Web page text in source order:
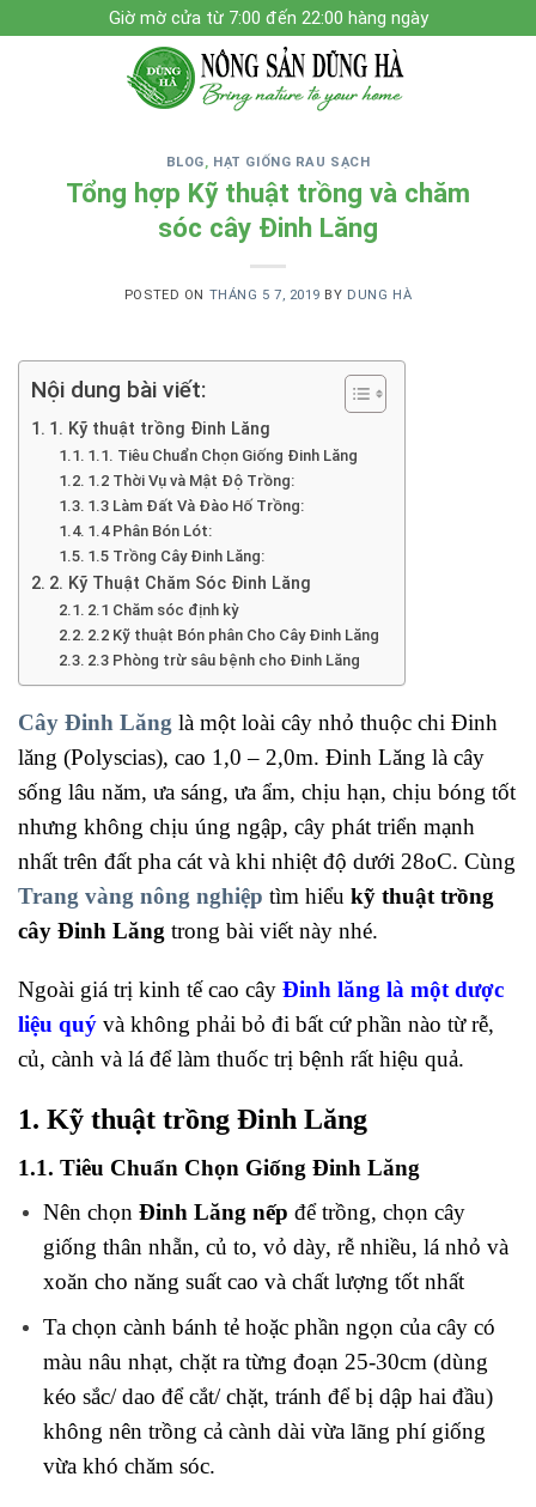
to
Giờ mờ cửa từ 7:00 đến 22:00 hàng ngày
BLOG, HẠT GIỐNG RAU SẠCH
Tổng hợp Kỹ thuật trồng và chăm
sóc cây Đinh Lăng
POSTED ON THÁNG 5 7, 2019 BY DUNG HÀ
Nội dung bài viết:
1. Kỹ thuật trồng Đinh Lăng
1.1. Tiêu Chuẩn Chọn Giống Đinh Lăng
1.2 Thời Vụ và Mật Độ Trồng:
1.3 Làm Đất Và Đào Hố Trồng:
1.4 Phân Bón Lót:
1.5 Trồng Cây Đinh Lăng:
2. Kỹ Thuật Chăm Sóc Đinh Lăng
2.1 Chăm sóc định kỳ
2.2 Kỹ thuật Bón phân Cho Cây Đinh Lăng
2.3 Phòng trừ sâu bệnh cho Đinh Lăng
Cây Đinh Lăng là một loài cây nhỏ thuộc chi Đinh
lăng (Polyscias), cao 1,0 – 2,0m. Đinh Lăng là cây
sống lâu năm, ưa sáng, ưa ẩm, chịu hạn, chịu bóng tốt
nhưng không chịu úng ngập, cây phát triển mạnh
nhất trên đất pha cát và khi nhiệt độ dưới 28oC. Cùng
Trang vàng nông nghiệp tìm hiểu kỹ thuật trồng
cây Đinh Lăng trong bài viết này nhé.
Ngoài giá trị kinh tế cao cây Đinh lăng là một dược
liệu quý và không phải bỏ đi bất cứ phần nào từ rễ,
củ, cành và lá để làm thuốc trị bệnh rất hiệu quả.
1. Kỹ thuật trồng Đinh Lăng
1.1. Tiêu Chuẩn Chọn Giống Đinh Lăng
Nên chọn Đinh Lăng nếp để trồng, chọn cây
giống thân nhẵn, củ to, vỏ dày, rễ nhiều, lá nhỏ và
xoăn cho năng suất cao và chất lượng tốt nhất
Ta chọn cành bánh tẻ hoặc phần ngọn của cây có
màu nâu nhạt, chặt ra từng đoạn 25-30cm (dùng
kéo sắc/ dao để cắt/ chặt, tránh để bị dập hai đầu)
không nên trồng cả cành dài vừa lãng phí giống
vừa khó chăm sóc.